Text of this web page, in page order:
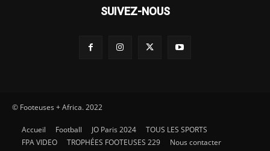
SUIVEZ-NOUS
© Footeuses + Africa. 2022
Accueil Football JO Paris 2024
TOUS LES SPORTS
FPA VIDEO
TROPHÉES FOOTEUSES 229 Nous contacter